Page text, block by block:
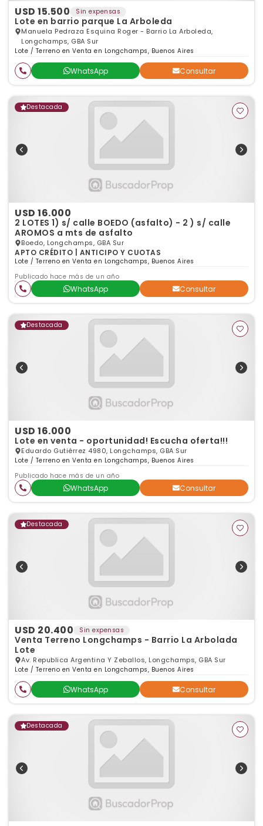
USD 15.500 Sin expensas
Lote en barrio parque La Arboleda
Manuela Pedraza Esquina Roger - Barrio La Arboleda,
Longchamps, GBA Sur
Lote / Terreno en Venta en Longchamps, Buenos Aires
WhatsApp Consultar
Destacada
USD 16.000
2 LOTES 1) s/ calle BOEDO (asfalto) - 2 ) s/ calle
AROMOS a mts de asfalto
Boedo, Longchamps, GBA Sur
APTO CRÉDITO | ANTICIPO Y CUOTAS
Lote / Terreno en Venta en Longchamps, Buenos Aires
Publicado hace más de un año
WhatsApp Consultar
Destacada
USD 16.000
Lote en venta - oportunidad! Escucha oferta!!!
Eduardo Gutiérrez 4980, Longchamps, GBA Sur
Lote / Terreno en Venta en Longchamps, Buenos Aires
Publicado hace más de un año
WhatsApp Consultar
Destacada
USD 20.400 Sin expensas
Venta Terreno Longchamps - Barrio La Arbolada
Lote
Av. Republica Argentina Y Zeballos, Longchamps, GBA Sur
Lote / Terreno en Venta en Longchamps, Buenos Aires
WhatsApp Consultar
Destacada